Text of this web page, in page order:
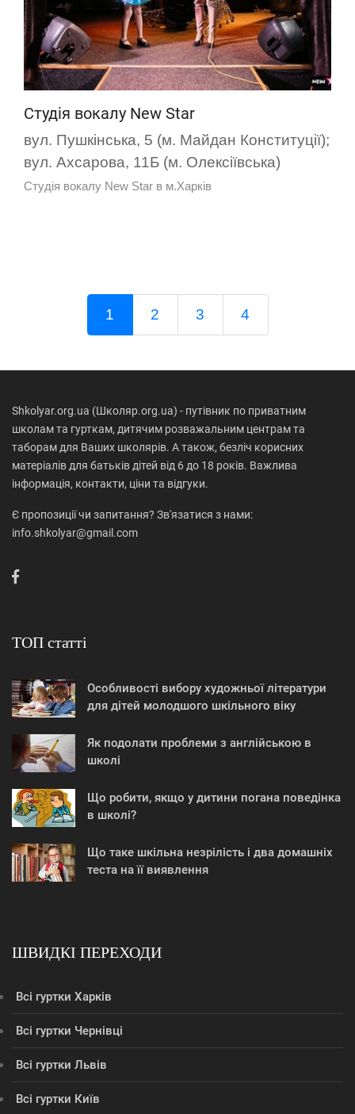
Студія вокалу New Star
вул. Пушкінська, 5 (м. Майдан Конституції);
вул. Ахсарова, 11Б (м. Олексіївська)
Студія вокалу New Star в м.Харків
1 2 3 4
Shkolyar.org.ua (Школяр.org.ua) - путівник по приватним
школам та гурткам, дитячим розважальним центрам та
таборам для Ваших школярів. А також, безліч корисних
матеріалів для батьків дітей від 6 до 18 років. Важлива
інформація, контакти, ціни та відгуки.
Є пропозиції чи запитання? Зв'язатися з нами:
info.shkolyar@gmail.com
ТОП статті
Особливості вибору художньої літератури
для дітей молодшого шкільного віку
Як подолати проблеми з англійською в
школі
Що робити, якщо у дитини погана поведінка
в школі?
Що таке шкільна незрілість і два домашніх
теста на її виявлення
ШВИДКІ ПЕРЕХОДИ
Всі гуртки Харків
Всі гуртки Чернівці
Всі гуртки Львів
Всі гуртки Київ